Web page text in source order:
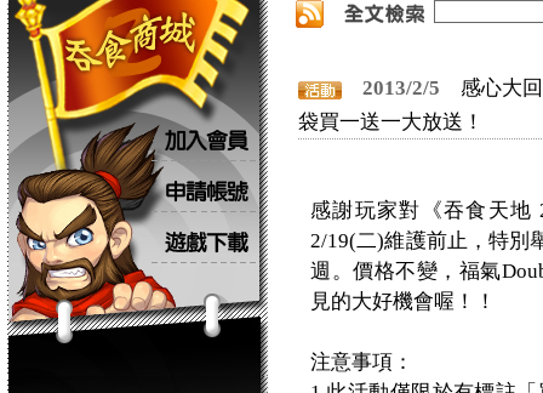
2013/2/5
感心大
袋買一送一大放送！
感謝玩家對《吞食天地
2/19(二)維護前止，特別
週。價格不變，福氣
見的大好機會喔！！
注意事項：